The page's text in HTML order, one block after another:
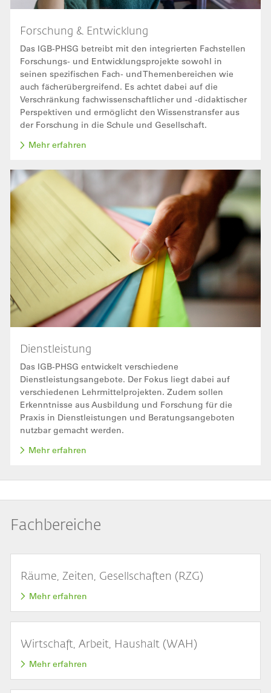
Forschung & Entwicklung
Das IGB-PHSG betreibt mit den integrierten Fachstellen
Forschungs- und Entwicklungsprojekte sowohl in
seinen spezifischen Fach- und Themenbereichen wie
auch fächerübergreifend. Es achtet dabei auf die
Verschränkung fachwissenschaftlicher und -didaktischer
Perspektiven und ermöglicht den Wissenstransfer aus
der Forschung in die Schule und Gesellschaft.
Mehr erfahren
Bild
Dienstleistung
Das IGB-PHSG entwickelt verschiedene
Dienstleistungsangebote. Der Fokus liegt dabei auf
verschiedenen Lehrmittelprojekten. Zudem sollen
Erkenntnisse aus Ausbildung und Forschung für die
Praxis in Dienstleistungen und Beratungsangeboten
nutzbar gemacht werden.
Mehr erfahren
Fachbereiche
Räume, Zeiten, Gesellschaften (RZG)
Mehr erfahren
Wirtschaft, Arbeit, Haushalt (WAH)
Mehr erfahren